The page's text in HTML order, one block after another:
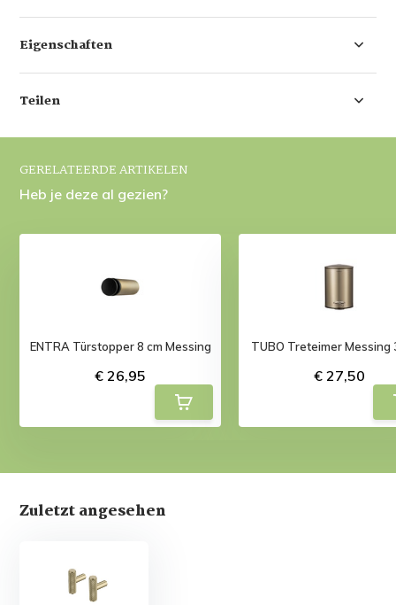
Eigenschaften
Teilen
GERELATEERDE ARTIKELEN
Heb je deze al gezien?
ENTRA Türstopper 8 cm Messing
€ 26,95
TUBO Treteimer Messing
€ 27,50
Zuletzt angesehen